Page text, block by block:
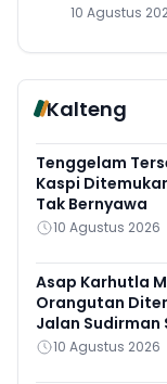
10 Agustus
Kalteng
Tenggelam
Kaspi
Tak Bernyawa
10 Agustus 2026
Asap Karhutla
Orangutan
Jalan Sudirman
10 Agustus 2026